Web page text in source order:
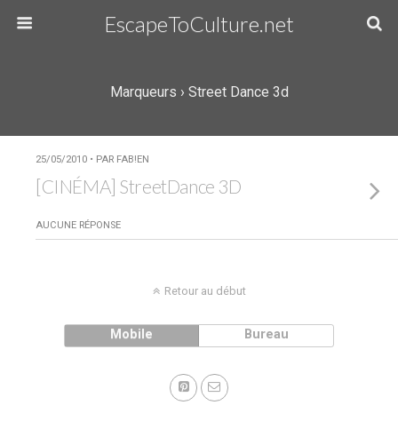
EscapeToCulture.net
Marqueurs › Street Dance 3d
25/05/2010 • PAR FAB!EN
[CINÉMA] StreetDance 3D
AUCUNE RÉPONSE
Retour au début
Mobile Bureau